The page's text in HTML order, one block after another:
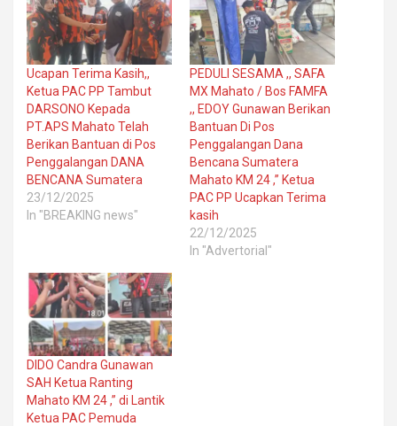
Ucapan Terima Kasih,,
Ketua PAC PP Tambut
DARSONO Kepada
PT.APS Mahato Telah
Berikan Bantuan di Pos
Penggalangan DANA
BENCANA Sumatera
23/12/2025
In "BREAKING news"
PEDULI SESAMA ,, SAFA
MX Mahato / Bos FAMFA
,, EDOY Gunawan Berikan
Bantuan Di Pos
Penggalangan Dana
Bencana Sumatera
Mahato KM 24 ,” Ketua
PAC PP Ucapkan Terima
kasih
22/12/2025
In "Advertorial"
DIDO Candra Gunawan
SAH Ketua Ranting
Mahato KM 24 ,” di Lantik
Ketua PAC Pemuda